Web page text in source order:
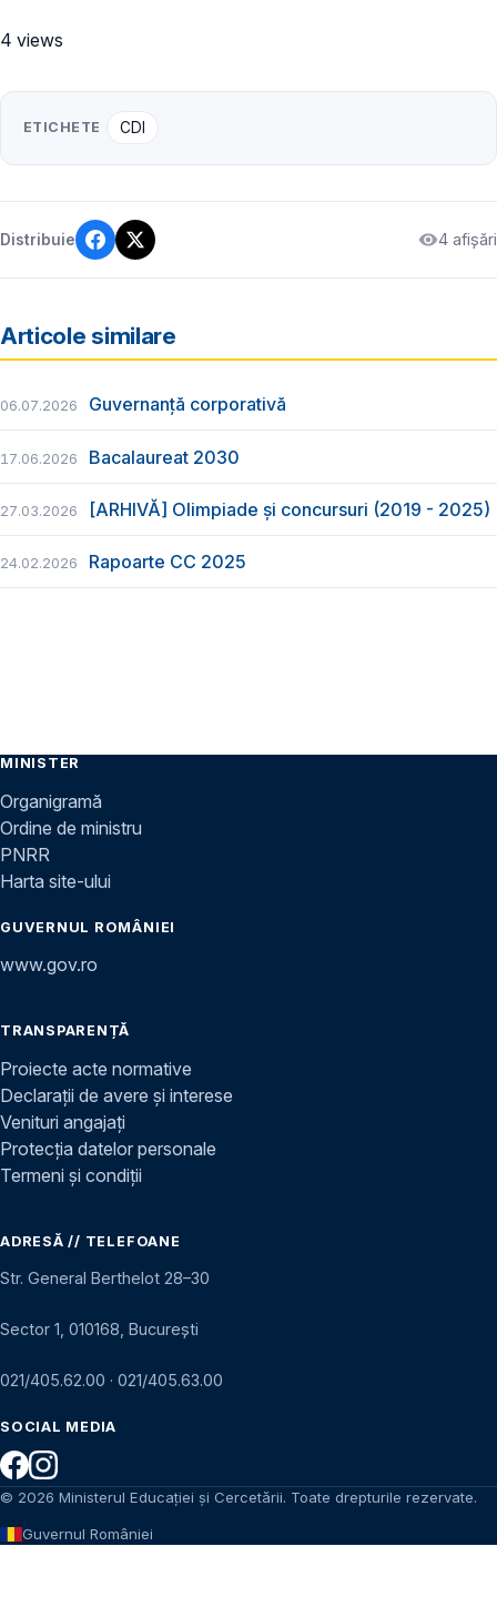
4 views
ETICHETE CDI
Distribuie 4 afișări
Articole similare
06.07.2026 Guvernanță corporativă
17.06.2026 Bacalaureat 2030
27.03.2026 [ARHIVĂ] Olimpiade și concursuri (2019 - 2025)
24.02.2026 Rapoarte CC 2025
MINISTER
Organigramă
Ordine de ministru
PNRR
Harta site-ului
GUVERNUL ROMÂNIEI
www.gov.ro
TRANSPARENȚĂ
Proiecte acte normative
Declarații de avere și interese
Venituri angajați
Protecția datelor personale
Termeni și condiții
ADRESĂ // TELEFOANE
Str. General Berthelot 28–30
Sector 1, 010168, București
021/405.62.00 · 021/405.63.00
SOCIAL MEDIA
© 2026 Ministerul Educației și Cercetării. Toate drepturile rezervate.
Guvernul României